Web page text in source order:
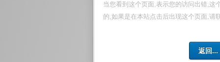
当您看到这个页面,表示您的访问出错,这
的,如果是在本站点击后出现这个页面,请
返回...